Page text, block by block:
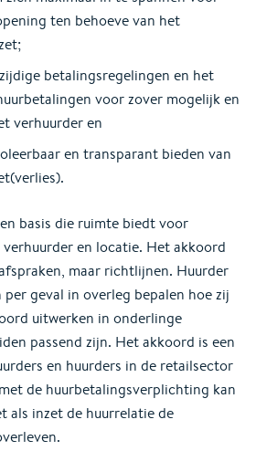
ten behoeve van het
betalingsregelingen en het
voor zover mogelijk en
verhuurder en
en transparant bieden van
basis die ruimte biedt voor
en locatie. Het akkoord
maar richtlijnen. Huurder
geval in overleg bepalen hoe zij
uitwerken in onderlinge
passend zijn. Het akkoord is een
en huurders in de retailsector
de huurbetalingsverplichting kan
als inzet de huurrelatie de